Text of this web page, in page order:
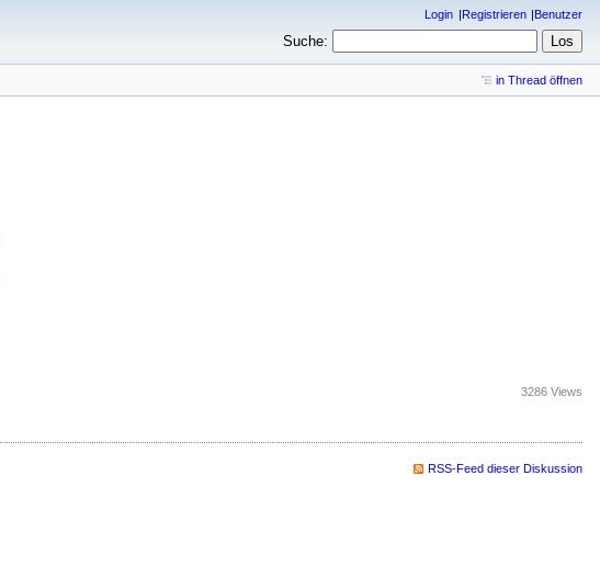
Login Registrieren Benutzer
Suche:
in Thread öffnen
3286 Views
RSS-Feed dieser Diskussion